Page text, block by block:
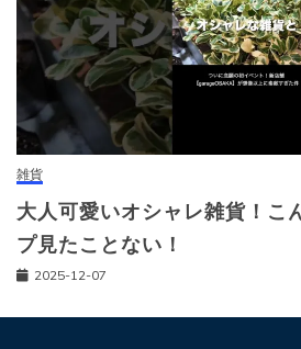
雑貨
大人可愛いオシャレ雑貨！こ
プ見たことない！
2025-12-07